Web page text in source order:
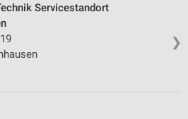
❯
Servicestandort